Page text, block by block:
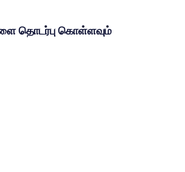
தொடர்பு கொள்ளவும்